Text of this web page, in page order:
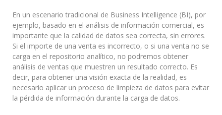
En un escenario tradicional de Business Intelligence (BI), por
ejemplo, basado en el análisis de información comercial, es
importante que la calidad de datos sea correcta, sin errores.
Si el importe de una venta es incorrecto, o si una venta no se
carga en el repositorio analítico, no podremos obtener
análisis de ventas que muestren un resultado correcto. Es
decir, para obtener una visión exacta de la realidad, es
necesario aplicar un proceso de limpieza de datos para evitar
la pérdida de información durante la carga de datos.